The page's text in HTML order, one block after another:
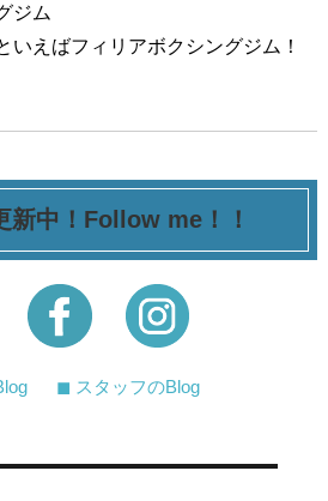
ジム
いえばフィリアボクシングジム！
新中！Follow me！！
◼︎ スタッフのBlog